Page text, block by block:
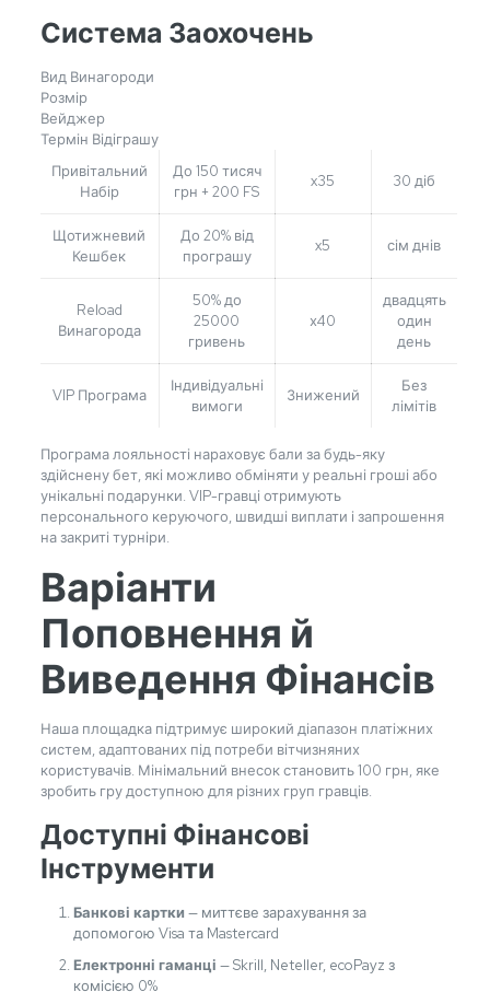
Система Заохочень
Вид Винагороди
Розмір
Вейджер
Термін Відіграшу
Привітальний
Набір
До 150 тисяч
грн + 200 FS
x35 30 діб
Щотижневий
Кешбек
До 20% від
програшу
x5 сім днів
Reload
Винагорода
50% до
25000
гривень
х40
двадцять
один
день
VIP Програма
Індивідуальні
вимоги
Знижений
Без
лімітів
Програма лояльності нараховує бали за будь-яку
здійснену бет, які можливо обміняти у реальні гроші або
унікальні подарунки. VIP-гравці отримують
персонального керуючого, швидші виплати і запрошення
на закриті турніри.
Варіанти
Поповнення й
Виведення Фінансів
Наша площадка підтримує широкий діапазон платіжних
систем, адаптованих під потреби вітчизняних
користувачів. Мінімальний внесок становить 100 грн, яке
зробить гру доступною для різних груп гравців.
Доступні Фінансові
Інструменти
Банкові картки — миттєве зарахування за
допомогою Visa та Mastercard
Електронні гаманці — Skrill, Neteller, ecoPayz з
комісією 0%